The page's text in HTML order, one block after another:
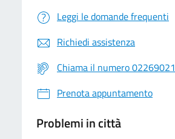
Leggi le domande frequenti
Richiedi assistenza
Chiama il numero 02269021
Prenota appuntamento
Problemi in città